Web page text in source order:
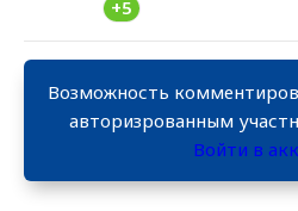
+5
Возможность
авторизрованным
Войти в